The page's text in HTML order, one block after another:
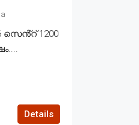
1200
Details